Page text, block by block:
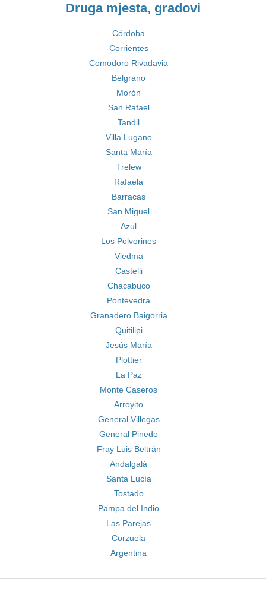
Druga mjesta, gradovi
Córdoba
Corrientes
Comodoro Rivadavia
Belgrano
Morón
San Rafael
Tandil
Villa Lugano
Santa María
Trelew
Rafaela
Barracas
San Miguel
Azul
Los Polvorines
Viedma
Castelli
Chacabuco
Pontevedra
Granadero Baigorria
Quitilipi
Jesús María
Plottier
La Paz
Monte Caseros
Arroyito
General Villegas
General Pinedo
Fray Luis Beltrán
Andalgalá
Santa Lucía
Tostado
Pampa del Indio
Las Parejas
Corzuela
Argentina